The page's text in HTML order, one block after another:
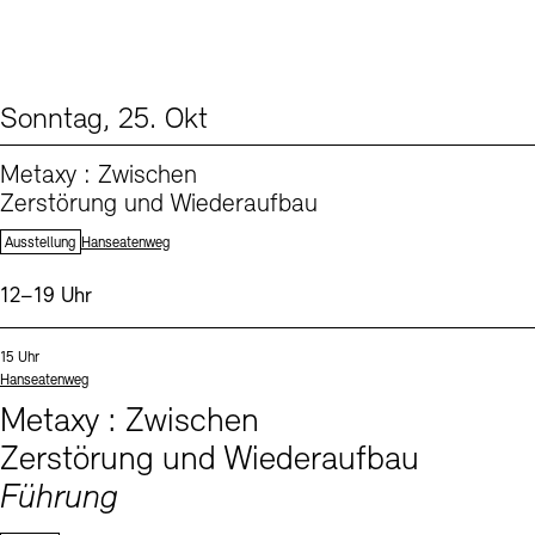
Sonntag, 25. Okt
Metaxy : Zwischen
Zerstörung und Wiederaufbau
Ausstellung
Standort: Hanseatenweg
Uhrzeit:
12–19 Uhr
Uhrzeit:
15 Uhr
Standort
Hanseatenweg
Metaxy : Zwischen
Zerstörung und Wiederaufbau
Führung